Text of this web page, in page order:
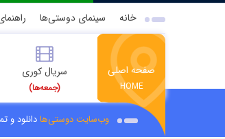
خانه سینمای دوستی‌ها
صفحه اصلی
HOME
سریال کوری
(جمعه‌ها)
وب‌سایت دوستی‌هادانلود و